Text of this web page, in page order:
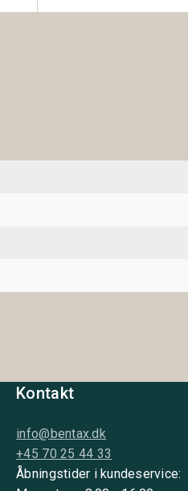
Kontakt
info@bentax.dk
+45 70 25 44 33
Åbningstider i kundeservice: